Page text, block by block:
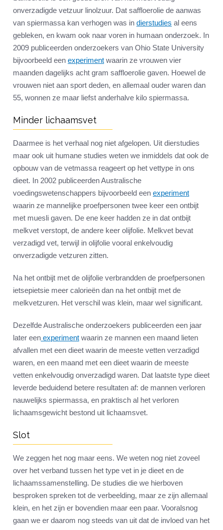
onverzadigde vetzuur linolzuur. Dat saffloerolie de aanwas
van spiermassa kan verhogen was in dierstudies al eens
gebleken, en kwam ook naar voren in humaan onderzoek. In
2009 publiceerden onderzoekers van Ohio State University
bijvoorbeeld een experiment waarin ze vrouwen vier
maanden dagelijks acht gram saffloerolie gaven. Hoewel de
vrouwen niet aan sport deden, en allemaal ouder waren dan
55, wonnen ze maar liefst anderhalve kilo spiermassa.
Minder lichaamsvet
Daarmee is het verhaal nog niet afgelopen. Uit dierstudies
maar ook uit humane studies weten we inmiddels dat ook de
opbouw van de vetmassa reageert op het vettype in ons
dieet. In 2002 publiceerden Australische
voedingswetenschappers bijvoorbeeld een experiment
waarin ze mannelijke proefpersonen twee keer een ontbijt
met muesli gaven. De ene keer hadden ze in dat ontbijt
melkvet verstopt, de andere keer olijfolie. Melkvet bevat
verzadigd vet, terwijl in olijfolie vooral enkelvoudig
onverzadigde vetzuren zitten.
Na het ontbijt met de olijfolie verbrandden de proefpersonen
ietsepietsie meer calorieën dan na het ontbijt met de
melkvetzuren. Het verschil was klein, maar wel significant.
Dezelfde Australische onderzoekers publiceerden een jaar
later een experiment waarin ze mannen een maand lieten
afvallen met een dieet waarin de meeste vetten verzadigd
waren, en een maand met een dieet waarin de meeste
vetten enkelvoudig onverzadigd waren. Dat laatste type dieet
leverde beduidend betere resultaten af: de mannen verloren
nauwelijks spiermassa, en praktisch al het verloren
lichaamsgewicht bestond uit lichaamsvet.
Slot
We zeggen het nog maar eens. We weten nog niet zoveel
over het verband tussen het type vet in je dieet en de
lichaamssamenstelling. De studies die we hierboven
besproken spreken tot de verbeelding, maar ze zijn allemaal
klein, en het zijn er bovendien maar een paar. Vooralsnog
gaan we er daarom nog steeds van uit dat de invloed van het